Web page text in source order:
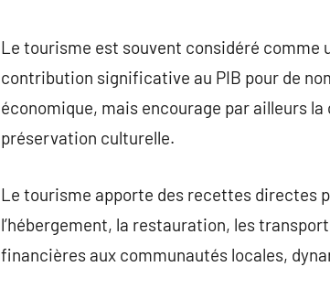
Le tourisme est souvent considéré comme
contribution significative au PIB pour de
économique, mais encourage par ailleurs
préservation culturelle.
Le tourisme apporte des recettes directes
l’hébergement, la restauration, les
financières aux communautés locales,